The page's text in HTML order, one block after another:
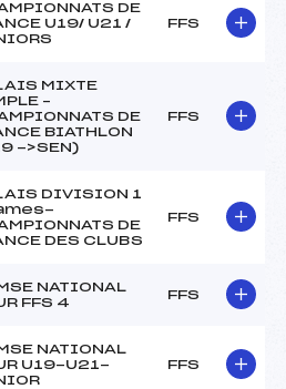
DE
U19/ U21 /
FFS
MIXTE
–
DE
BIATHLON
->SEN)
FFS
DIVISION 1
DE
DES CLUBS
FFS
NATIONAL
FFS 4
FFS
NATIONAL
U19-U21-
FFS